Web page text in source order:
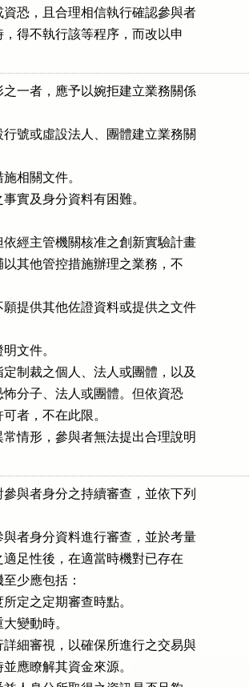
恐，且合理相信執行確認參與者
，得不執行該等程序，而改以申
一者，應予以婉拒建立業務關係
號或虛設法人、團體建立業務關
相關文件。
實及身分資料有困難。
經主管機關核准之創新實驗計畫
以其他管控措施辦理之業務，不
提供其他佐證資料或提供之文件
文件。
制裁之個人、法人或團體，以及
怖分子、法人或團體。但依資恐
者，不在此限。
情形，參與者無法提出合理說明
與者身分之持續審查，並依下列
者身分資料進行審查，並於考量
適足性後，在適當時機對已存在
少應包括：
定之定期審查時點。
變動時。
細審視，以確保所進行之交易與
應瞭解其資金來源。